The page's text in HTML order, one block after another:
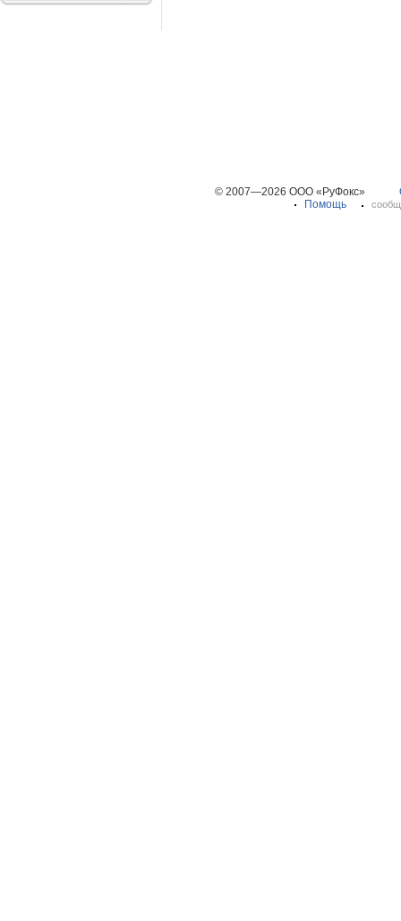
© 2007—2026 ООО «РуФокс»
Помощь